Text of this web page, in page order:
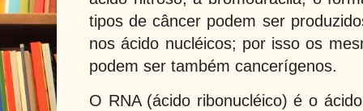
tipos de câncer podem ser
nos ácido nucléicos; por isso os
podem ser também cancerígenos.
O RNA (ácido ribonucléico) é o